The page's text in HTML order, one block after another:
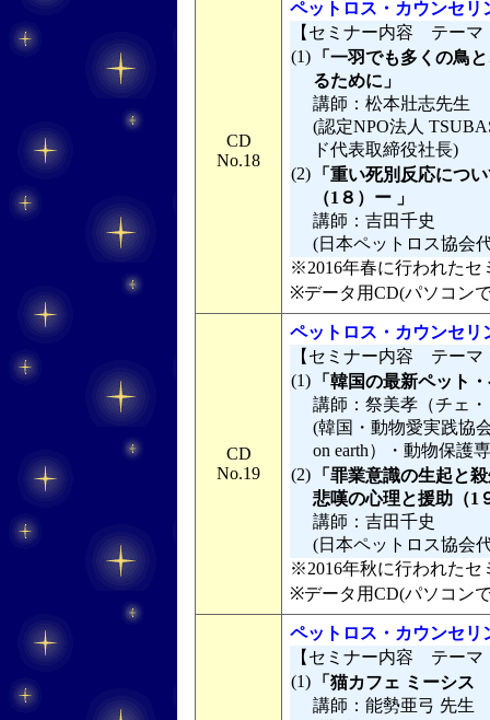
CD
No.18
ペットロス・カウンセ
【セミナー内容 テーマ
(1)
「一羽でも多くの鳥
るために」
講師：松本壯志先生
(認定NPO法人
ド代表取締役社長)
(2)
「重い死別反応につ
（1８）ー 」
講師：吉田千史
(日本ペットロス協会
※2016年春に行われたセ
※データ用CD(パソコン
CD
No.19
ペットロス・カウンセ
【セミナー内容 テーマ
(1)
「韓国の最新ペット
講師：祭美孝（チェ
(韓国・動物愛実践協
on earth）・動物保護
(2)
「罪業意識の生起と
悲嘆の心理と援助（1
講師：吉田千史
(日本ペットロス協会
※2016年秋に行われたセ
※データ用CD(パソコン
ペットロス・カウンセ
【セミナー内容 テーマ
(1)
「猫カフェ ミーシ
講師：能勢亜弓 先生